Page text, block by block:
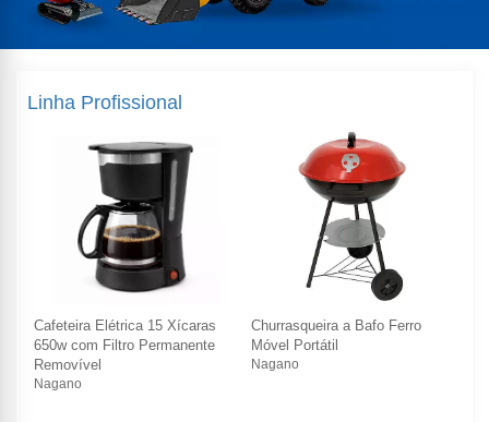
Linha Profissional
Cafeteira Elétrica 15 Xícaras
650w com Filtro Permanente
Removível
Nagano
Churrasqueira a Bafo Ferro
Móvel Portátil
Nagano